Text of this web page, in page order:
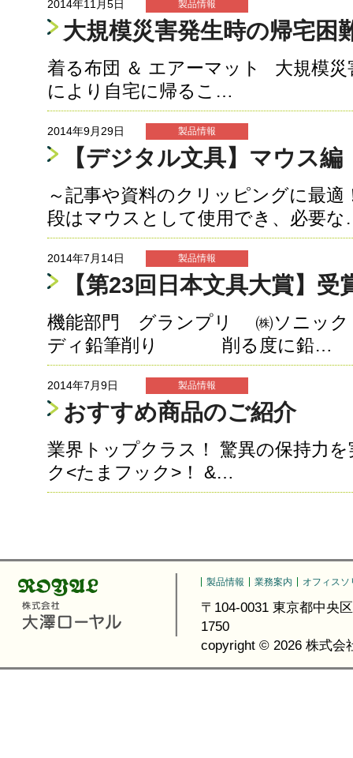
2014年11月5日 製品情報
大規模災害発生時の帰宅困
着る布団 ＆ エアーマット 大規模災
により自宅に帰るこ…
2014年9月29日 製品情報
【デジタル文具】マウス編
～記事や資料のクリッピングに最
段はマウスとして使用でき、必要
2014年7月14日 製品情報
【第23回日本文具大賞】
機能部門 グランプリ ㈱ソニッ
ディ鉛筆削り 削る度に鉛…
2014年7月9日 製品情報
おすすめ商品のご紹介
業界トップクラス！ 驚異の保持力
ク<たまフック>！ &…
製品情報 業務案内 オフィスソ
〒104-0031 東京都中央
1750
copyright © 2026 株式会